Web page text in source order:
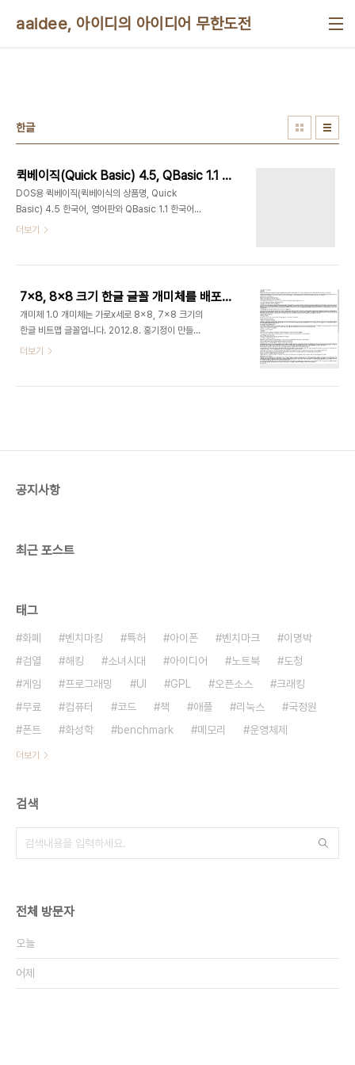
aaidee, 아이디의 아이디어 무한도전
한글
퀵베이직(Quick Basic) 4.5, QBasic 1.1 한글 도움말 추출 결과
DOS용 퀵베이직(퀵베이식의 상품명, Quick
Basic) 4.5 한국어, 영어판와 QBasic 1.1 한국어,
영어판 정식 hlp 도움말 파일을 일반 텍스트 문서로
더보기
7x8, 8x8 크기 한글 글꼴 개미체를 배포합니다
개미체 1.0 개미체는 가로x세로 8x8, 7x8 크기의
한글 비트맵 글꼴입니다. 2012.8. 홍기정이 만들었
고 AGPL v3 라이센스입니다. 개미체는 비트맵으로
져 중복된 글자도 있습니다. 개미체는 중복 없이 알아
더보기
공지사항
최근 포스트
태그
화폐 벤치마킹 특허 아이폰 벤치마크
이명박
검열
해킹 소녀시대 아이디어 노트북
도청
게임
프로그래밍 UI GPL 오픈소스
크래킹
무료
컴퓨터 코드 책 애플 리눅스
국정원
폰트
화성학 benchmark 메모리 운영체제
더보기
검색
전체 방문자
오늘
어제